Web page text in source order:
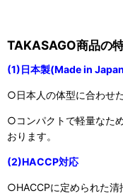
TAKASAGO商品の
(1)日本製(Made in
○日本人の体型に合わせた
○コンパクトで軽量なた
おります。
(2)HACCP対応
○HACCPに定められた清